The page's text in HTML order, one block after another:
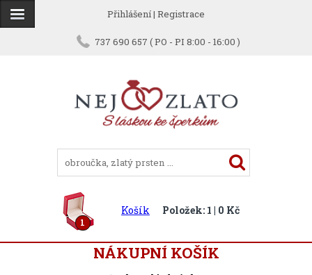
Přihlášení| Registrace
737 690 657 ( PO - PI 8:00 - 16:00 )
1
Košík Položek: 1 | 0 Kč
NÁKUPNÍ KOŠÍK